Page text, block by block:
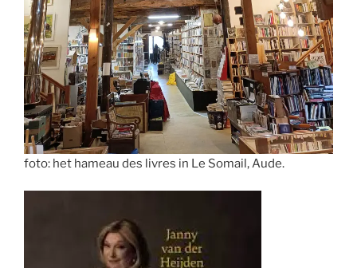
foto: het hameau des livres in Le Somail, Aude.